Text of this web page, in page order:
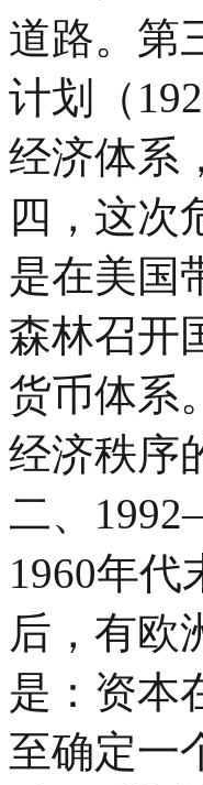
道路。第
计划（
经济体系
四，这次
是在美国
森林召开
货币体系
经济秩序
二、
1960年
后，有欧
是：资本
至确定一